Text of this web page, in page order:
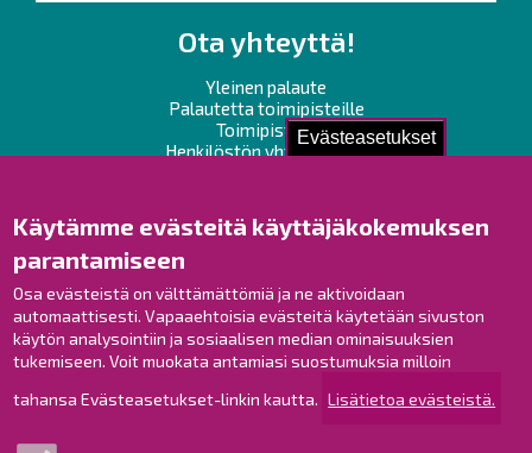
Evästeasetukset
Käytämme evästeitä käyttäjäkokemuksen
parantamiseen
Osa evästeistä on välttämättömiä ja ne aktivoidaan
automaattisesti. Vapaaehtoisia evästeitä käytetään sivuston
käytön analysointiin ja sosiaalisen median ominaisuuksien
tukemiseen. Voit muokata antamiasi suostumuksia milloin
tahansa Evästeasetukset-linkin kautta. Lisätietoa evästeistä.
Ota yhteyttä!
Yleinen palaute
Palautetta toimipisteille
Toimipisteet
Henkilöstön yhteystiedot
Raahe Facebookissa
Raahe Instagramissa
Raahe LinkedInissä
Raahe YouTubessa